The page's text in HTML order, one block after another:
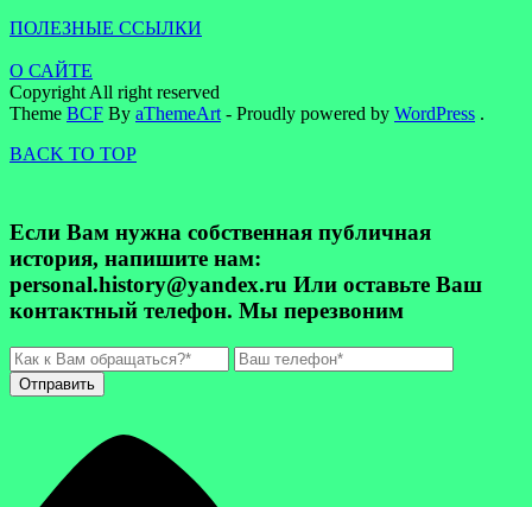
ПОЛЕЗНЫЕ ССЫЛКИ
О САЙТЕ
Copyright All right reserved
Theme BCF By aThemeArt - Proudly powered by WordPress .
BACK TO TOP
Если Вам нужна собственная публичная
история, напишите нам:
personal.history@yandex.ru Или оставьте Ваш
контактный телефон. Мы перезвоним
Отправить